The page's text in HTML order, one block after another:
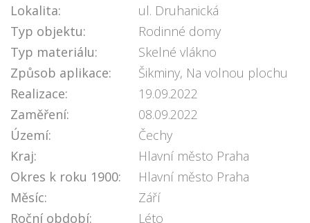
Lokalita:
ul. Druhanická
Typ objektu:
Rodinné domy
Typ materiálu:
Skelné vlákno
Způsob aplikace:
Šikminy, Na volnou plochu
Realizace:
19.09.2022
Zaměření:
08.09.2022
Území:
Čechy
Kraj:
Hlavní město Praha
Okres k roku 1900:
Hlavní město Praha
Měsíc:
Září
Roční období:
Léto